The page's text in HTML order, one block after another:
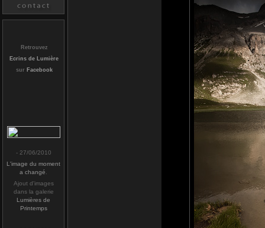
Retrouvez
Ecrins de Lumière
sur Facebook
- 27/06/2010
L'image du moment
a changé
Ajout d'images
dans la galerie
Lumières de
Printemps